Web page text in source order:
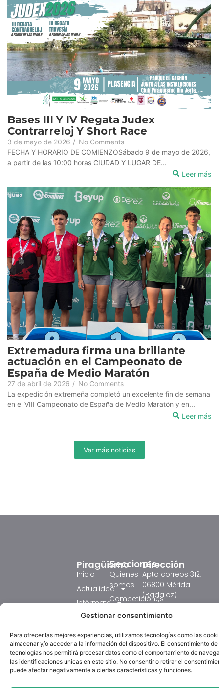
Gestionar consentimiento
Para ofrecer las mejores experiencias, utilizamos tecnologías como las
almacenar y/o acceder a la información del dispositivo. El consentimiento de
tecnologías nos permitirá procesar datos como el comportamiento de
las identificaciones únicas en este sitio. No consentir o retirar el
puede afectar negativamente a ciertas características y funciones.
Bases III Y IV Regata Judex
Contrarreloj Y Short Race
3 de mayo de 2026 / No Comments
FECHA Y HORARIO DE COMIENZOSábado 9 de mayo de 2026,
a partir de las 10:00 horas CIUDAD Y LUGAR DE...
Leer más
Extremadura firma una brillante
actuación en el Campeonato de
España de Medio Maratón
27 de abril de 2026 / No Comments
La expedición extremeña completó un excelente fin de semana
en el VIII Campeonato de España de Medio Maratón y en...
Leer más
Ver más noticias
La Federación
Extremeña de
Secciones
Quienes
somos
Competiciones
Formación
Galeria
Textos
Legales
Aviso
Piragüismo
Inicio
Actualidad
Infórmate
Resultados
Competición
Formación
Piragüismo
Dirección
Apto correos 312,
06800 Mérida
(Badajoz)
Email:
Horario:
Lunes de 18:00 a
20:00 horas.
Martes de 12:00 a